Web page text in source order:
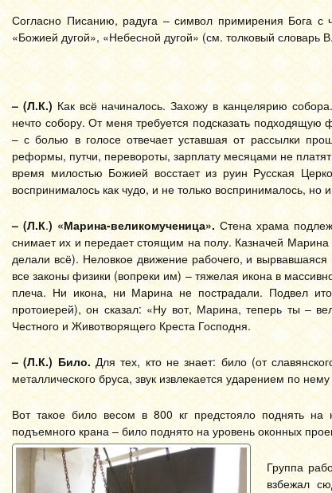
Согласно Писанию, радуга – символ примирения Бога с
«Божией дугой», «Небесной дугой» (см. толковый словарь
– (Л.К.) Как всё начиналось. Захожу в канцелярию
нечто собору. От меня требуется подсказать
– с болью в голосе отвечает уставшая от рассылки
реформы, путчи, перевороты, зарплату месяцами не
время милостью Божией восстает из руин Русская
воспринималось как чудо, и не только воспринималось,
– (Л.К.) «Марина-великомученица». Стена храма
снимает их и передает стоящим на полу. Казначей Марина
делали всё). Неловкое движение рабочего, и
все законы физики (вопреки им) – тяжелая икона в
плеча. Ни икона, ни Марина не пострадали. Подвел
протоиерей), он сказал: «Ну вот, Марина, теперь ты –
Честного и Животворящего Креста Господня.
– (Л.К.) Било. Для тех, кто не знает: било (от
металлического бруса, звук извлекается ударением по
Вот такое било весом в 800 кг предстояло поднять
подъемного крана – било поднято на уровень оконных
Группа
взбежал